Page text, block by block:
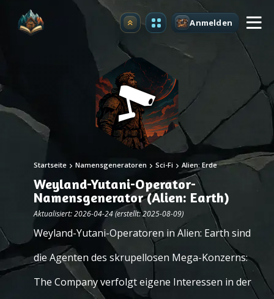
Upgrade Anmelden
Startseite Namensgeneratoren Sci-Fi Alien: Erde
Weyland-Yutani-Operator-
Namensgenerator (Alien: Earth)
Aktualisiert: 2026-04-24 (erstellt: 2025-08-09)
Weyland-Yutani-Operatoren in Alien: Earth sind
die Agenten des skrupellosen Mega-Konzerns:
The Company verfolgt eigene Interessen in der